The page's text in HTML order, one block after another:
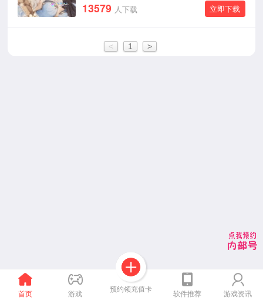
首页 游戏 预约领充值卡 软件推荐 游戏资讯
13579 人下载 立即下载
< 1 >